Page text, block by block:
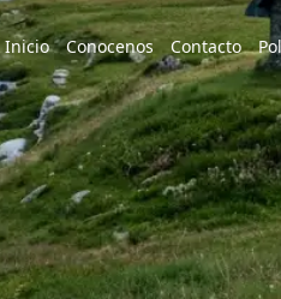
Inicio Conocenos Contacto